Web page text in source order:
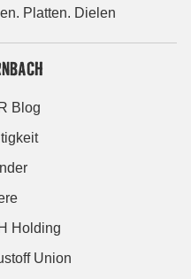
Platten. Dielen
Blog
Holding
Union